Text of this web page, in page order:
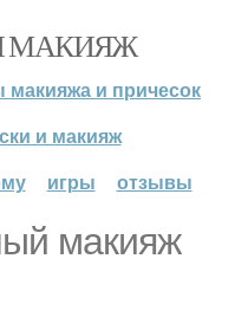
МАКИЯЖ
макияжа и причесок
и макияж
игры отзывы
макияж